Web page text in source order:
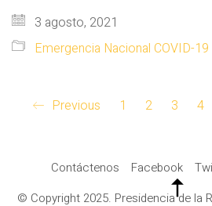
3 agosto, 2021
Emergencia Nacional COVID-19
Previous 1 2 3 4
Contáctenos Facebook
© Copyright 2025. Presidencia de la